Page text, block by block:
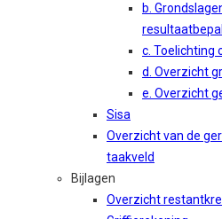
b.
c. Toelichting
d. Overzicht
e. Overzicht
Sisa
Overzicht van de
taakveld
Bijlagen
Overzicht